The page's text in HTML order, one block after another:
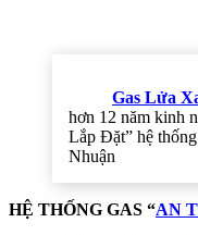
Gas Lửa
hơn 12 năm kinh
Lắp Đặt” hệ
Nhuận
HỆ THỐNG GAS “AN